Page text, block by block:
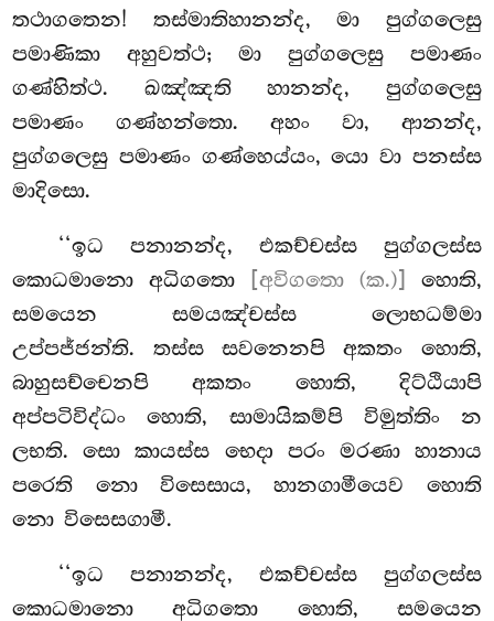
තථාගතෙන! තස්මාතිහානන්ද, මා පුග්ගලෙසු
පමාණිකා අහුවත්ථ; මා පුග්ගලෙසු පමාණං
ගණ්හිත්ථ. ඛඤ්ඤති හානන්ද, පුග්ගලෙසු
පමාණං ගණ්හන්තො. අහං වා, ආනන්ද,
පුග්ගලෙසු පමාණං ගණ්හෙය්යං, යො වා පනස්ස
මාදිසො.
‘‘ඉධ පනානන්ද, එකච්චස්ස පුග්ගලස්ස
කොධමානො අධිගතො
[අවිගතො (ක.)]
හොති,
සමයෙන සමයඤ්චස්ස ලොභධම්මා
උප්පජ්ජන්ති. තස්ස සවනෙනපි අකතං හොති,
බාහුසච්චෙනපි අකතං හොති, දිට්ඨියාපි
අප්පටිවිද්ධං හොති, සාමායිකම්පි විමුත්තිං න
ලභති. සො කායස්ස භෙදා පරං මරණා හානාය
පරෙති නො විසෙසාය, හානගාමීයෙව හොති
නො විසෙසගාමී.
‘‘ඉධ පනානන්ද, එකච්චස්ස පුග්ගලස්ස
කොධමානො අධිගතො හොති, සමයෙන